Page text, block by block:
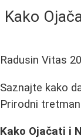
Kako
Radusin Vitas
Saznajte kako
Prirodni
Kako Ojačati i